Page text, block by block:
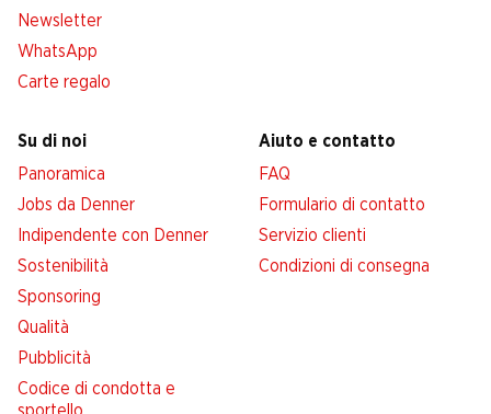
Newsletter
WhatsApp
Carte regalo
Su di noi
Panoramica
Jobs da Denner
Indipendente con Denner
Sostenibilità
Sponsoring
Qualità
Pubblicità
Codice di condotta e
sportello
Aiuto e contatto
FAQ
Formulario di contatto
Servizio clienti
Condizioni di consegna